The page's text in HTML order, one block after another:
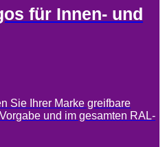
für Innen- und
Sie Ihrer Marke greifbare
und im gesamten RAL-